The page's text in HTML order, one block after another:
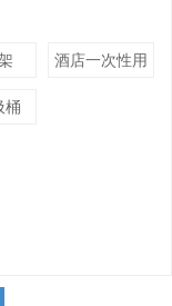
酒店一次性用
桶